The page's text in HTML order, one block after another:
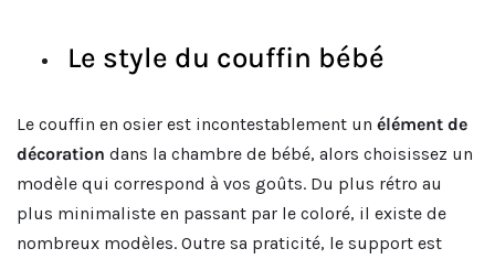
Le style du couffin bébé
Le couffin en osier est incontestablement un élément de
décoration dans la chambre de bébé, alors choisissez un
modèle qui correspond à vos goûts. Du plus rétro au
plus minimaliste en passant par le coloré, il existe de
nombreux modèles. Outre sa praticité, le support est